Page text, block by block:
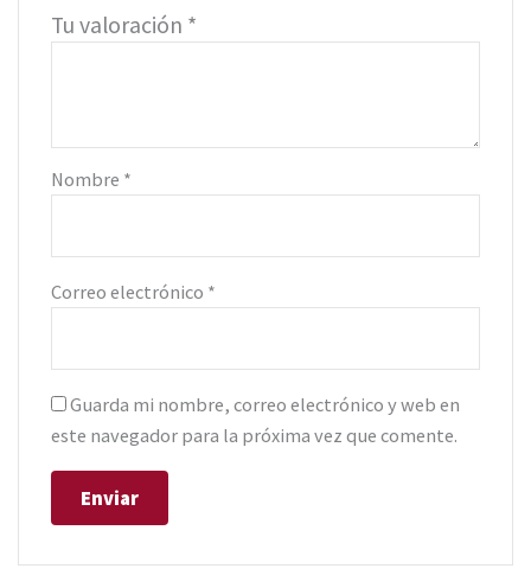
Tu valoración *
Nombre *
Correo electrónico *
Guarda mi nombre, correo electrónico y web en
este navegador para la próxima vez que comente.